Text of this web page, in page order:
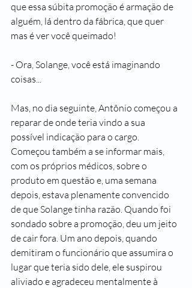
que essa súbita promoção é armação de
alguém, lá dentro da fábrica, que quer
mas é ver você queimado!
- Ora, Solange, você está imaginando
coisas...
Mas, no dia seguinte, Antônio começou a
reparar de onde teria vindo a sua
possível indicação para o cargo.
Começou também a se informar mais,
com os próprios médicos, sobre o
produto em questão e, uma semana
depois, estava plenamente convencido
de que Solange tinha razão. Quando foi
sondado sobre a promoção, deu um jeito
de cair fora. Um ano depois, quando
demitiram o funcionário que assumira o
lugar que teria sido dele, ele suspirou
aliviado e agradeceu mentalmente à